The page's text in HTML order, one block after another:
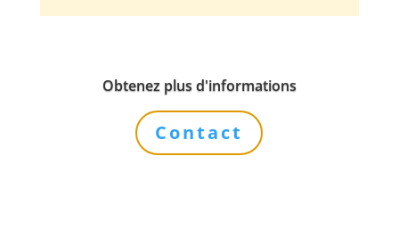
Obtenez plus d'informations
Contact